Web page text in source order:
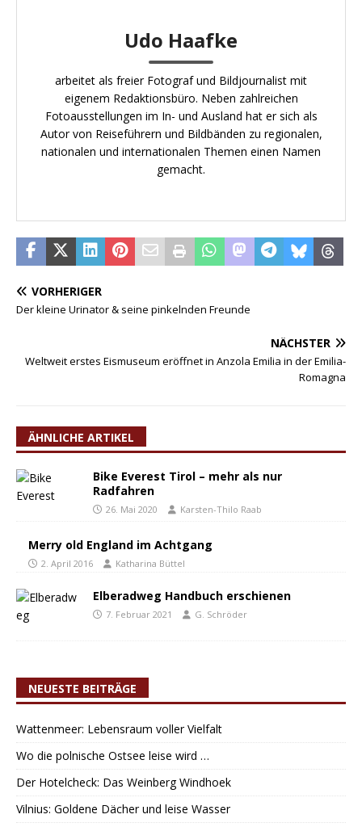
Udo Haafke
arbeitet als freier Fotograf und Bildjournalist mit
eigenem Redaktionsbüro. Neben zahlreichen
Fotoausstellungen im In- und Ausland hat er sich als
Autor von Reiseführern und Bildbänden zu regionalen,
nationalen und internationalen Themen einen Namen
gemacht.
VORHERIGER
Der kleine Urinator & seine pinkelnden Freunde
NÄCHSTER
Weltweit erstes Eismuseum eröffnet in Anzola Emilia in der Emilia-
Romagna
ÄHNLICHE ARTIKEL
Bike Everest Tirol – mehr als nur
Radfahren
26. Mai 2020 Karsten-Thilo Raab
Merry old England im Achtgang
2. April 2016 Katharina Büttel
Elberadweg Handbuch erschienen
7. Februar 2021 G. Schröder
NEUESTE BEITRÄGE
Wattenmeer: Lebensraum voller Vielfalt
Wo die polnische Ostsee leise wird …
Der Hotelcheck: Das Weinberg Windhoek
Vilnius: Goldene Dächer und leise Wasser